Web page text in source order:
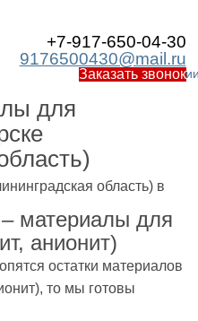
+7-917-650-04-30
9176500430@mail.ru
Работаем по
Заказать звонок
для
область) в
материалы для
анионит)
остатки материалов
то мы готовы